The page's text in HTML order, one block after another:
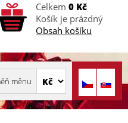
Celkem 0 Kč
Košík je prázdný
Obsah košíku